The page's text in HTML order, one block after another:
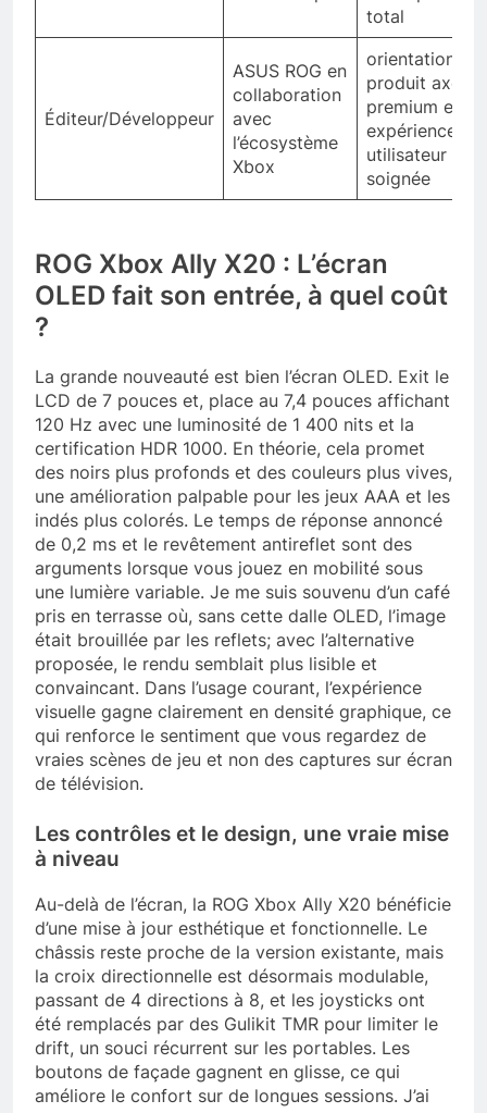
total
Éditeur/Développeur
ASUS ROG en
collaboration
avec
l’écosystème
Xbox
orientation
produit axée
premium et
expérience
utilisateur
soignée
ROG Xbox Ally X20 : L’écran
OLED fait son entrée, à quel coût
?
La grande nouveauté est bien l’écran OLED. Exit le
LCD de 7 pouces et, place au 7,4 pouces affichant
120 Hz avec une luminosité de 1 400 nits et la
certification HDR 1000. En théorie, cela promet
des noirs plus profonds et des couleurs plus vives,
une amélioration palpable pour les jeux AAA et les
indés plus colorés. Le temps de réponse annoncé
de 0,2 ms et le revêtement antireflet sont des
arguments lorsque vous jouez en mobilité sous
une lumière variable. Je me suis souvenu d’un café
pris en terrasse où, sans cette dalle OLED, l’image
était brouillée par les reflets; avec l’alternative
proposée, le rendu semblait plus lisible et
convaincant. Dans l’usage courant, l’expérience
visuelle gagne clairement en densité graphique, ce
qui renforce le sentiment que vous regardez de
vraies scènes de jeu et non des captures sur écran
de télévision.
Les contrôles et le design, une vraie mise
à niveau
Au-delà de l’écran, la ROG Xbox Ally X20 bénéficie
d’une mise à jour esthétique et fonctionnelle. Le
châssis reste proche de la version existante, mais
la croix directionnelle est désormais modulable,
passant de 4 directions à 8, et les joysticks ont
été remplacés par des Gulikit TMR pour limiter le
drift, un souci récurrent sur les portables. Les
boutons de façade gagnent en glisse, ce qui
améliore le confort sur de longues sessions. J’ai